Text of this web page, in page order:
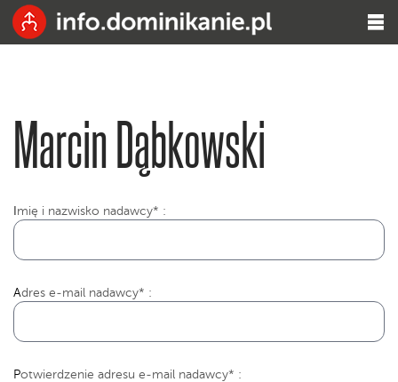
Marcin Dąbkowski
mię i nazwisko nadawcy* :
Adres e-mail nadawcy* :
Potwierdzenie adresu e-mail nadawcy* :